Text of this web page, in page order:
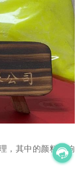
，其中的颜料影响